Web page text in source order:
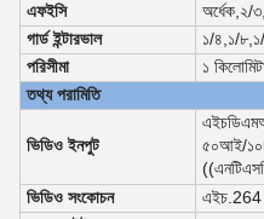
এফইসি
অর্ধেক ২/৩
গার্ড ইন্টারভাল
১/৪ ১/৮
পরিসীমা
১
তথ্য পরামিতি
ভিডিও ইনপুট
৫০আই/
ভিডিও সংকোচন
এইচ.264